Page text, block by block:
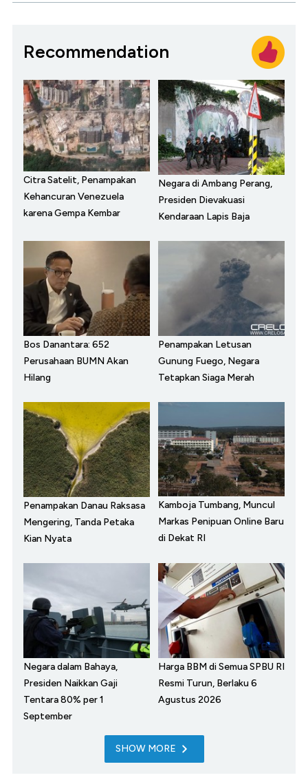
Recommendation
Citra Satelit, Penampakan
Kehancuran Venezuela
karena Gempa Kembar
Negara di Ambang Perang,
Presiden Dievakuasi
Kendaraan Lapis Baja
Bos Danantara: 652
Perusahaan BUMN Akan
Hilang
Penampakan Letusan
Gunung Fuego, Negara
Tetapkan Siaga Merah
Penampakan Danau Raksasa
Mengering, Tanda Petaka
Kian Nyata
Kamboja Tumbang, Muncul
Markas Penipuan Online Baru
di Dekat RI
Negara dalam Bahaya,
Presiden Naikkan Gaji
Tentara 80% per 1
September
Harga BBM di Semua SPBU RI
Resmi Turun, Berlaku 6
Agustus 2026
SHOW MORE